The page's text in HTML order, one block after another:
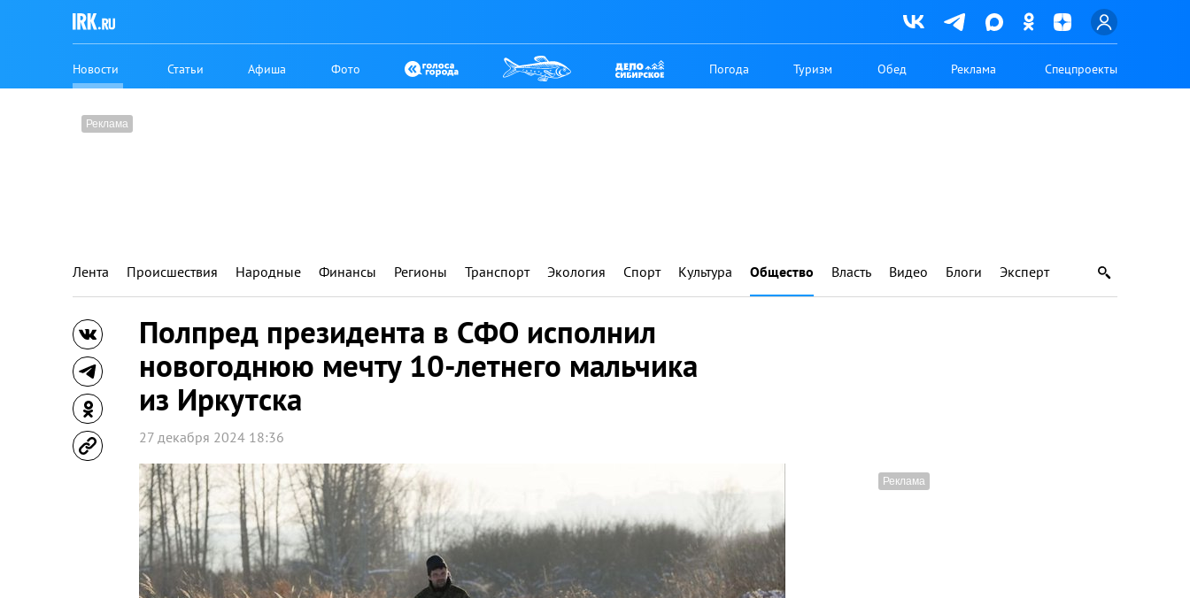
Новости Статьи Афиша Фото Погода Туризм Обед Реклама Спецпроекты
Лента Происшествия Народные Финансы Регионы Транспорт Экология Спорт Культура Общество Власть Видео Блоги Эксперт
Полпред президента в СФО исполнил
новогоднюю мечту 10-летнего мальчика
из Иркутска
27 декабря 2024 18:36